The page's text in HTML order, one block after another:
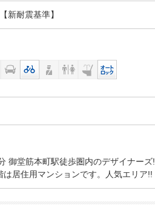
新耐震基準】
御堂筋本町駅徒歩圏内のデザイナーズ!
居住用マンションです。人気エリア!!